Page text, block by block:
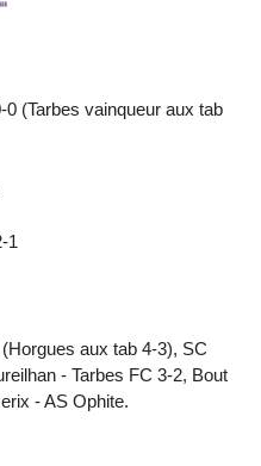
(Tarbes vainqueur aux tab
1
aux tab 4-3), SC
- Tarbes FC 3-2, Bout
- AS Ophite.